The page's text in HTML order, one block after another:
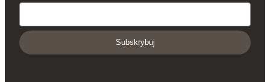
Subskrybuj